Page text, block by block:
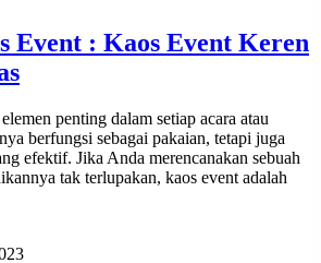
Event : Kaos Event Keren
penting dalam setiap acara atau
berfungsi sebagai pakaian, tetapi juga
efektif. Jika Anda merencanakan sebuah
tak terlupakan, kaos event adalah